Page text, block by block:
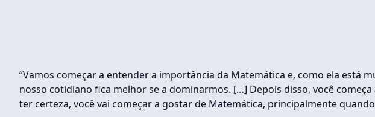
“Vamos começar a entender a importância da Matemática e, como ela está
nosso cotidiano fica melhor se a dominarmos. […] Depois disso, você
ter certeza, você vai começar a gostar de Matemática, principalmente